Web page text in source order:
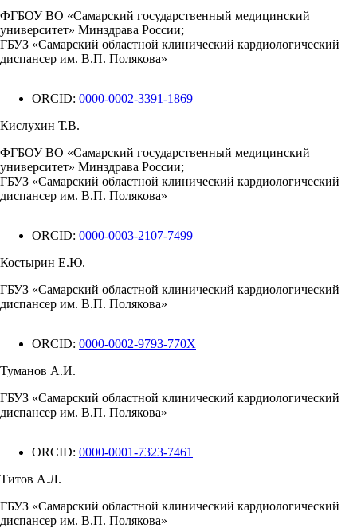
ФГБОУ ВО «Самарский государственный медицинский
университет» Минздрава России;
ГБУЗ «Самарский областной клинический кардиологический
диспансер им. В.П. Полякова»
ORCID: 0000-0002-3391-1869
Кислухин Т.В.
ФГБОУ ВО «Самарский государственный медицинский
университет» Минздрава России;
ГБУЗ «Самарский областной клинический кардиологический
диспансер им. В.П. Полякова»
ORCID: 0000-0003-2107-7499
Костырин Е.Ю.
ГБУЗ «Самарский областной клинический кардиологический
диспансер им. В.П. Полякова»
ORCID: 0000-0002-9793-770X
Туманов А.И.
ГБУЗ «Самарский областной клинический кардиологический
диспансер им. В.П. Полякова»
ORCID: 0000-0001-7323-7461
Титов А.Л.
ГБУЗ «Самарский областной клинический кардиологический
диспансер им. В.П. Полякова»